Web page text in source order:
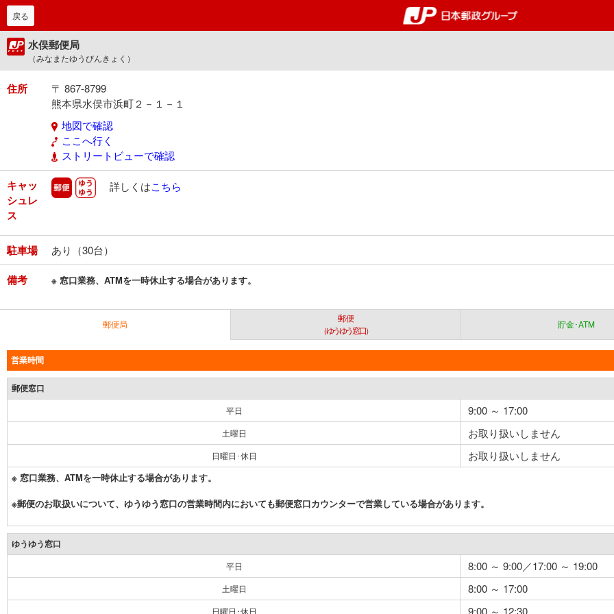
郵便局・日本郵政グルー
戻る
水俣郵便局
（みなまたゆうびんきょく）
住所
〒 867-8799
熊本県水俣市浜町２－１－１
地図で確認
ここへ行く
ストリートビューで確認
キャッ
シュレ
ス
郵便 ゆうゆう
詳しくはこちら
駐車場 あり（30台）
備考 ※ 窓口業務、ATMを一時休止する場合があります。
郵便局
郵便
（ゆうゆう窓口）
貯金･ATM
営業時間
郵便窓口
平日 9:00 ～ 17:00
土曜日 お取り扱いしません
日曜日･休日 お取り扱いしません
※ 窓口業務、ATMを一時休止する場合があります。
※郵便のお取扱いについて、ゆうゆう窓口の営業時間内においても郵便窓口カウンターで営業している場合があります。
ゆうゆう窓口
平日 8:00 ～ 9:00／17:00 ～ 19:00
土曜日 8:00 ～ 17:00
日曜日･休日 9:00 ～ 12:30